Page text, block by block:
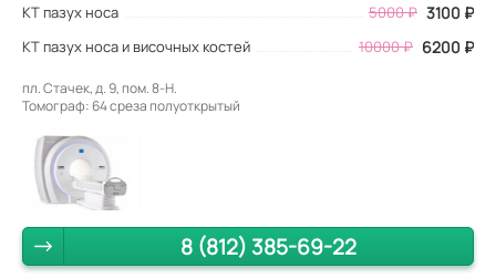
КТ пазух носа 5000₽ 3100 ₽
КТ пазух носа и височных костей 10000 ₽ 6200 ₽
пл. Стачек, д. 9, пом. 8-Н.
Томограф: 64 среза полуоткрытый
8 (812) 385-69-22